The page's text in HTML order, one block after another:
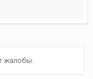
жалобы.